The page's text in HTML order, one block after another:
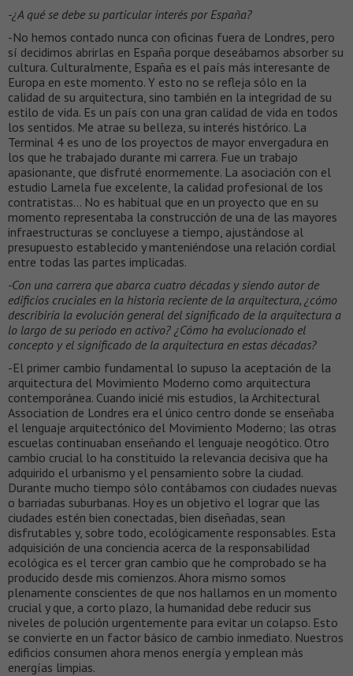
-¿A qué se debe su particular interés por España?
-No hemos contado nunca con oficinas fuera de Londres, pero
sí decidimos abrirlas en España porque deseábamos absorber su
cultura. Culturalmente, España es el país más interesante de
Europa en este momento. Y esto no se refleja sólo en la
calidad de su arquitectura, sino también en la integridad de su
estilo de vida. Es un país con una gran calidad de vida en todos
los sentidos. Me atrae su belleza, su interés histórico. La
Terminal 4 es uno de los proyectos de mayor envergadura en
los que he trabajado durante mi carrera. Fue un trabajo
apasionante, que disfruté enormemente. La asociación con el
estudio Lamela fue excelente, la calidad profesional de los
contratistas… No es habitual que en un proyecto que en su
momento representaba la construcción de una de las mayores
infraestructuras se concluyese a tiempo, ajustándose al
presupuesto establecido y manteniéndose una relación cordial
entre todas las partes implicadas.
-Con una carrera que abarca cuatro décadas y siendo autor de
edificios cruciales en la historia reciente de la arquitectura, ¿cómo
describiría la evolución general del significado de la arquitectura a
lo largo de su periodo en activo? ¿Cómo ha evolucionado el
concepto y el significado de la arquitectura en estas décadas?
-El primer cambio fundamental lo supuso la aceptación de la
arquitectura del Movimiento Moderno como arquitectura
contemporánea. Cuando inicié mis estudios, la Architectural
Association de Londres era el único centro donde se enseñaba
el lenguaje arquitectónico del Movimiento Moderno; las otras
escuelas continuaban enseñando el lenguaje neogótico. Otro
cambio crucial lo ha constituido la relevancia decisiva que ha
adquirido el urbanismo y el pensamiento sobre la ciudad.
Durante mucho tiempo sólo contábamos con ciudades nuevas
o barriadas suburbanas. Hoy es un objetivo el lograr que las
ciudades estén bien conectadas, bien diseñadas, sean
disfrutables y, sobre todo, ecológicamente responsables. Esta
adquisición de una conciencia acerca de la responsabilidad
ecológica es el tercer gran cambio que he comprobado se ha
producido desde mis comienzos. Ahora mismo somos
plenamente conscientes de que nos hallamos en un momento
crucial y que, a corto plazo, la humanidad debe reducir sus
niveles de polución urgentemente para evitar un colapso. Esto
se convierte en un factor básico de cambio inmediato. Nuestros
edificios consumen ahora menos energía y emplean más
energías limpias.